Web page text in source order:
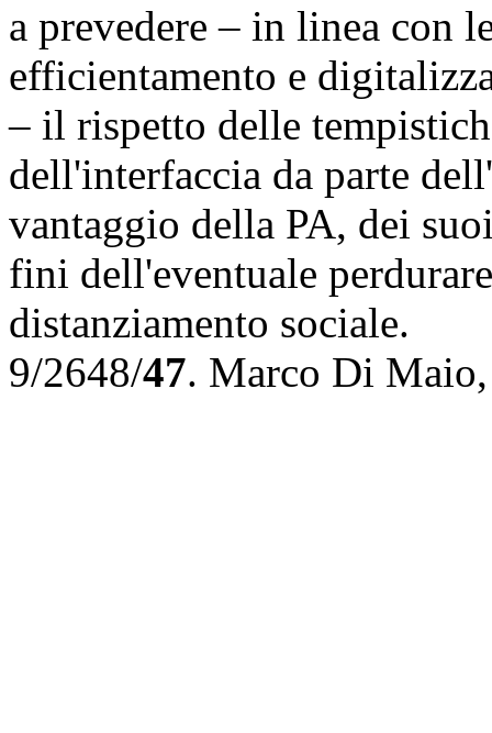
a prevedere – in linea con
efficientamento e
– il rispetto delle
dell'interfaccia da parte
vantaggio della PA, dei
fini dell'eventuale
distanziamento sociale.
9/2648/47. Marco Di Maio